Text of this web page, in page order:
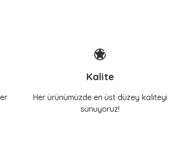
Kalite
Her ürünümüzde en üst düzey kaliteyi
sunuyoruz!